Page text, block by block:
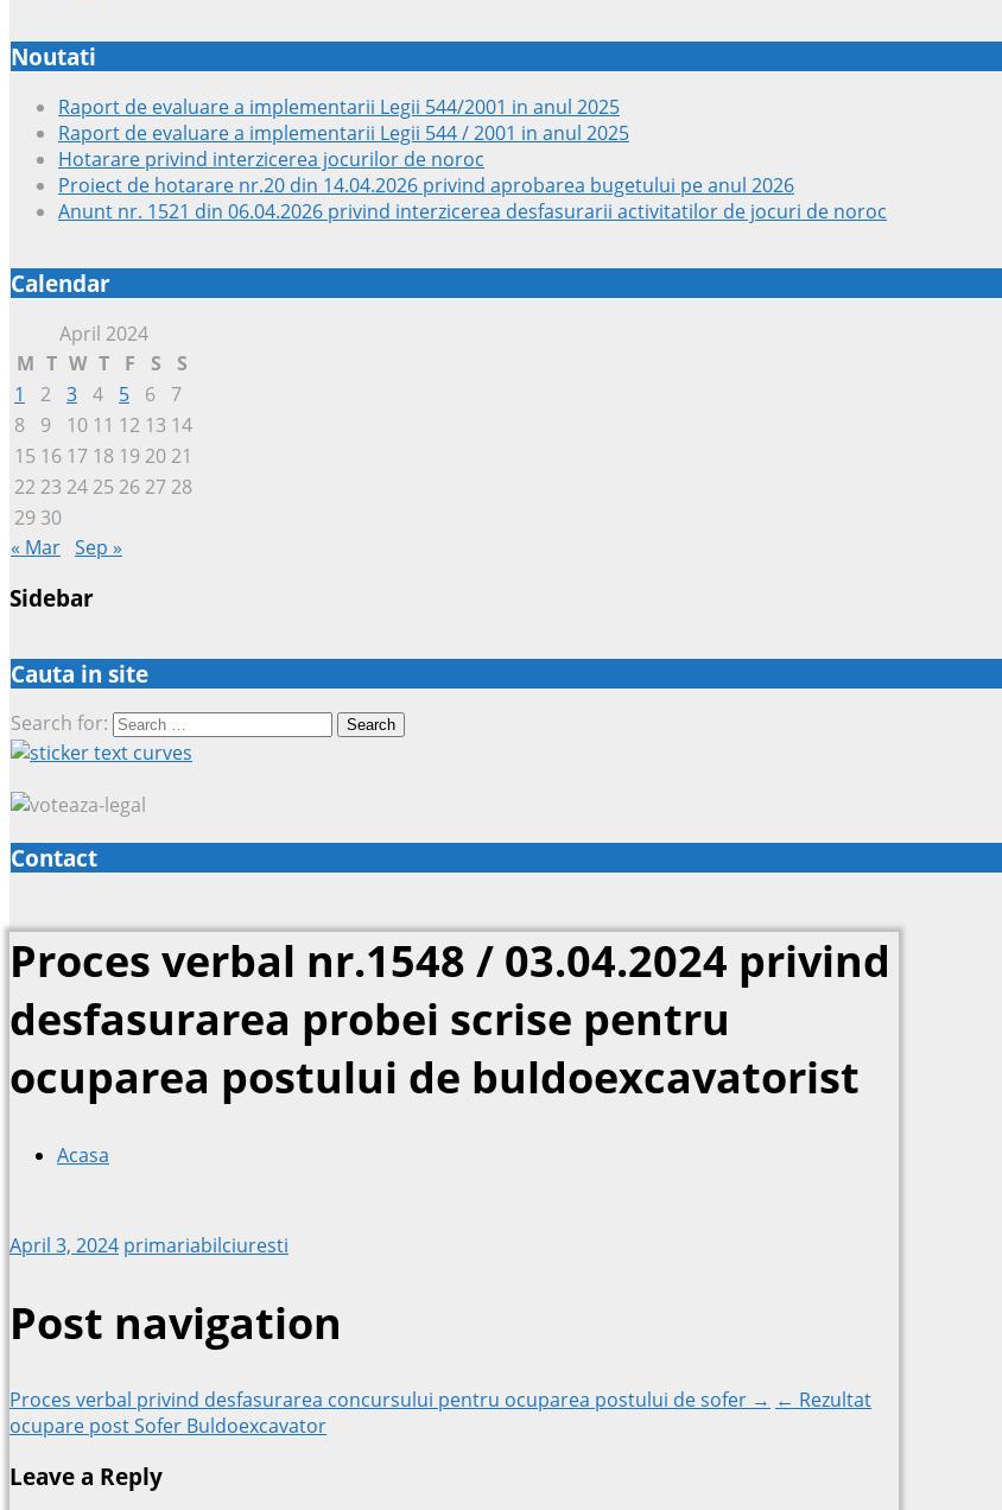
Noutati
Raport de evaluare a implementarii Legii 544/2001 in anul 2025
Raport de evaluare a implementarii Legii 544 / 2001 in anul 2025
Hotarare privind interzicerea jocurilor de noroc
Proiect de hotarare nr.20 din 14.04.2026 privind aprobarea bugetului pe anul 2026
Anunt nr. 1521 din 06.04.2026 privind interzicerea desfasurarii activitatilor de jocuri de noroc
Calendar
April 2024
M T W T F S
S
1
2 3 4 5 6
7
8
9 10 11 12 13 14
15 16 17 18 19 20 21
22 23 24 25 26 27 28
29 30
« Mar Sep »
Sidebar
Cauta in site
Search for:
Contact
Proces verbal nr.1548 / 03.04.2024 privind
desfasurarea probei scrise pentru
ocuparea postului de buldoexcavatorist
Acasa
April 3, 2024 primariabilciuresti
Post navigation
Proces verbal privind desfasurarea concursului pentru ocuparea postului de sofer → ← Rezultat
ocupare post Sofer Buldoexcavator
Leave a Reply